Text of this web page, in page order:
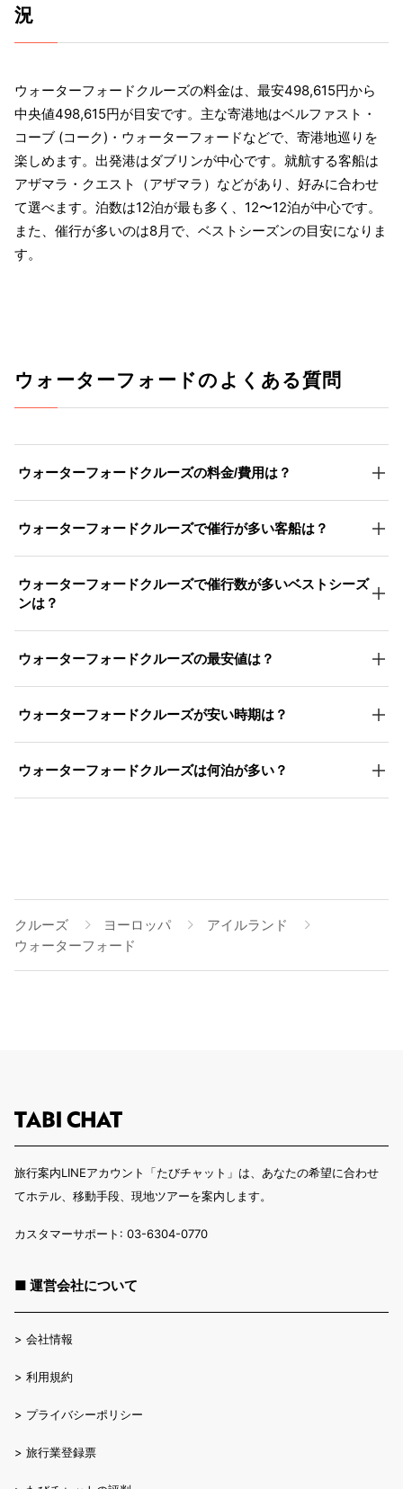
況
ウォーターフォードクルーズの料金は、最安498,615円から
中央値498,615円が目安です。主な寄港地はベルファスト・
コーブ (コーク)・ウォーターフォードなどで、寄港地巡りを
楽しめます。出発港はダブリンが中心です。就航する客船は
アザマラ・クエスト（アザマラ）などがあり、好みに合わせ
て選べます。泊数は12泊が最も多く、12〜12泊が中心です。
また、催行が多いのは8月で、ベストシーズンの目安になりま
す。
ウォーターフォードのよくある質問
ウォーターフォードクルーズの料金/費用は？
ウォーターフォードクルーズで催行が多い客船は？
ウォーターフォードクルーズで催行数が多いベストシーズ
ンは？
ウォーターフォードクルーズの最安値は？
ウォーターフォードクルーズが安い時期は？
ウォーターフォードクルーズは何泊が多い？
クルーズ ヨーロッパ
アイルランド
ウォーターフォード
旅行案内LINEアカウント「たびチャット」は、あなたの希望に合わせ
てホテル、移動手段、現地ツアーを案内します。
カスタマーサポート: 03-6304-0770
■ 運営会社について
> 会社情報
> 利用規約
> プライバシーポリシー
> 旅行業登録票